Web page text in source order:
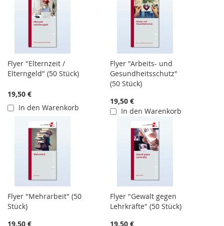
Flyer "Elternzeit /
Elterngeld" (50 Stück)
19,50 €
In den Warenkorb
Flyer "Arbeits- und
Gesundheitsschutz"
(50 Stück)
19,50 €
In den Warenkorb
Flyer "Mehrarbeit" (50
Stück)
19,50 €
Flyer "Gewalt gegen
Lehrkräfte" (50 Stück)
19,50 €